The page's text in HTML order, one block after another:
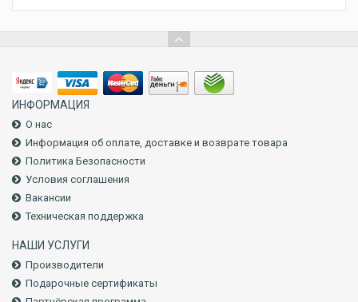
ИНФОРМАЦИЯ
О нас
Информация об оплате, доставке и возврате товара
Политика Безопасности
Условия соглашения
Вакансии
Техническая поддержка
НАШИ УСЛУГИ
Производители
Подарочные сертификаты